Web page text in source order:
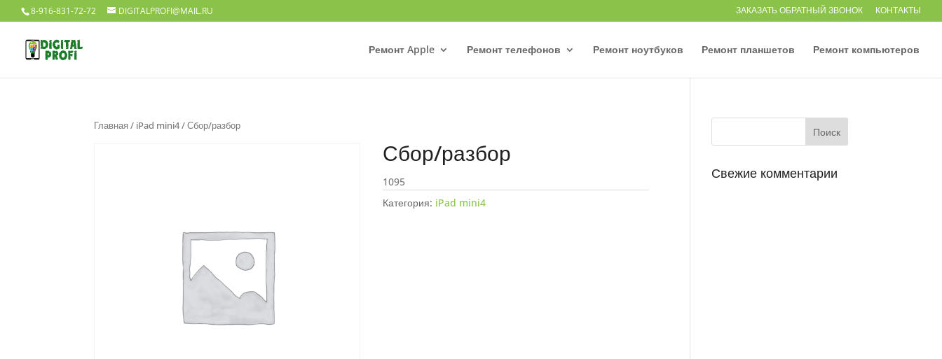
8-916-831-72-72 DIGITALPROFI@MAIL.RU ЗАКАЗАТЬ ОБРАТНЫЙ ЗВОНОК КОНТАКТЫ
Ремонт Apple Ремонт телефонов Ремонт ноутбуков Ремонт планшетов Ремонт компьютеров
Главная / iPad mini4/ Сбор/разбор
Сбор/разбор
1095
Категория: iPad mini4
Свежие комментарии